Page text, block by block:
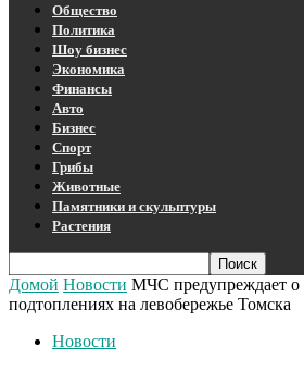
Общество
Политика
Шоу бизнес
Экономика
Финансы
Авто
Бизнес
Спорт
Грибы
Животные
Памятники и скульптуры
Растения
Домой Новости МЧС предупреждает
подтоплениях на левобережье Томска
Новости